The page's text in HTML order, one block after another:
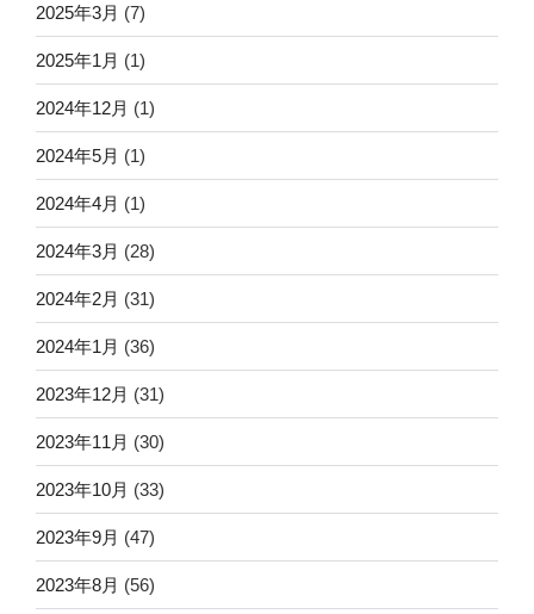
2025年3月 (7)
2025年1月 (1)
2024年12月 (1)
2024年5月 (1)
2024年4月 (1)
2024年3月 (28)
2024年2月 (31)
2024年1月 (36)
2023年12月 (31)
2023年11月 (30)
2023年10月 (33)
2023年9月 (47)
2023年8月 (56)